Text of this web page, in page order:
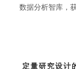
数据分析智库，
定量研究设计